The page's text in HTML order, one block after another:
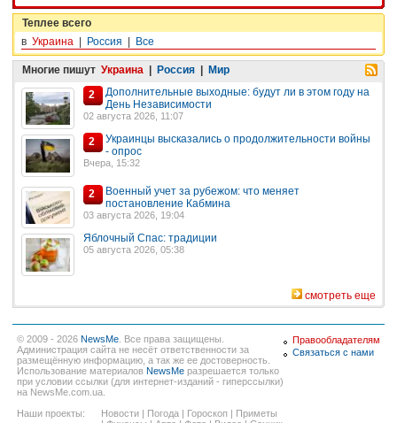
Теплее всего
в Украина | Россия | Все
Многие пишут Украина | Россия | Мир
2
Дополнительные выходные: будут ли в этом году на
День Независимости
02 августа 2026, 11:07
2
Украинцы высказались о продолжительности войны
- опрос
Вчера, 15:32
2
Военный учет за рубежом: что меняет
постановление Кабмина
03 августа 2026, 19:04
Яблочный Спас: традиции
05 августа 2026, 05:38
смотреть еще
© 2009 - 2026 NewsMe . Все права защищены.
Администрация сайта не несёт ответственности за
размещённую информацию, а так же ее достоверность.
Использование материалов NewsMe разрешается только
при условии ссылки (для интернет-изданий - гиперссылки)
на NewsMe.com.ua.
Наши проекты:
Новости | Погода | Гороскоп | Приметы
Правообладателям
Связаться с нами